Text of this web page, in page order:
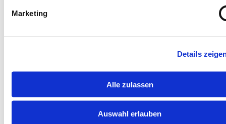
Marketing
Details
Alle zulassen
Auswahl erlauben